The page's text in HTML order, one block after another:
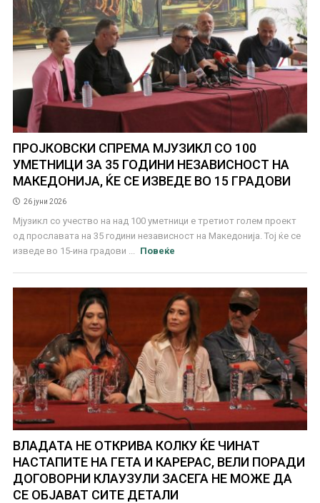
ПРОЈКОВСКИ СПРЕМА МЈУЗИКЛ СО 100
УМЕТНИЦИ ЗА 35 ГОДИНИ НЕЗАВИСНОСТ НА
МАКЕДОНИЈА, ЌЕ СЕ ИЗВЕДЕ ВО 15 ГРАДОВИ
26 јуни 2026
Мјузикл со учество на над 100 уметници е третиот голем проект
од прославата на 35 години независност на Македонија. Тој ќе се
изведе во 15-ина градови ...
Повеќе
ВЛАДАТА НЕ ОТКРИВА КОЛКУ ЌЕ ЧИНАТ
НАСТАПИТЕ НА ГЕТА И КАРЕРАС, ВЕЛИ ПОРАДИ
ДОГОВОРНИ КЛАУЗУЛИ ЗАСЕГА НЕ МОЖЕ ДА
СЕ ОБЈАВАТ СИТЕ ДЕТАЛИ